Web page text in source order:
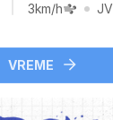
3km/h JV
VREME